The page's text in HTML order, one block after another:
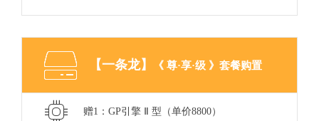
【一条龙】 《 尊·享·级 》套餐购置
赠1：GP引擎 Ⅱ 型（单价8800）